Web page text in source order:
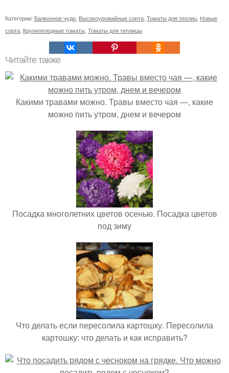
Категории: Балконное чудо Высокоурожайные сорта Томаты для теплиц Новые
сорта Крупноплодные томаты Томаты для теплицы
Читайте также
Какими травами можно. Травы вместо чая —, какие
можно пить утром, днем и вечером
Посадка многолетних цветов осенью. Посадка цветов
под зиму
Что делать если пересолила картошку. Пересолила
картошку: что делать и как исправить?